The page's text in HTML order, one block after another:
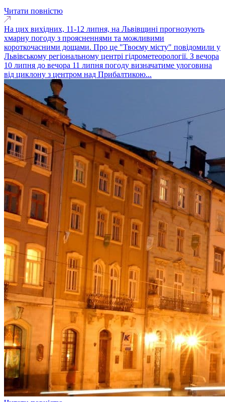
Читати повністю
На цих вихідних, 11-12 липня, на Львівщині прогнозують
хмарну погоду з проясненнями та можливими
короткочасними дощами. Про це "Твоєму місту" повідомили у
Львівському регіональному центрі гідрометеорології. З вечора
10 липня до вечора 11 липня погоду визначатиме улоговина
від циклону з центром над Прибалтикою...